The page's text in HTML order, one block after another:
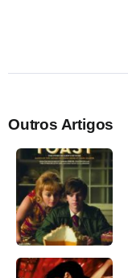
Outros Artigos